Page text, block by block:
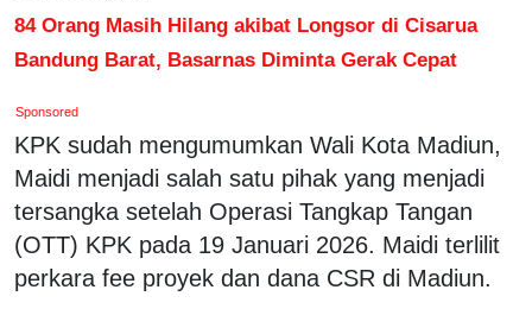
84 Orang Masih Hilang akibat Longsor di Cisarua
Bandung Barat, Basarnas Diminta Gerak Cepat
Sponsored
KPK sudah mengumumkan Wali Kota Madiun,
Maidi menjadi salah satu pihak yang menjadi
tersangka setelah Operasi Tangkap Tangan
(OTT) KPK pada 19 Januari 2026. Maidi terlilit
perkara fee proyek dan dana CSR di Madiun.